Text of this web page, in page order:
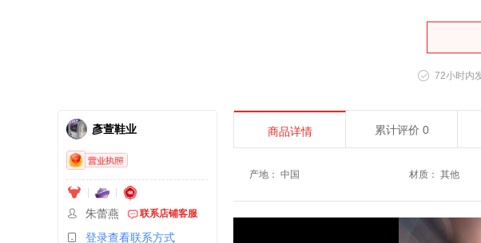
72小时内
彥萱鞋业
朱蕾燕 联系店铺客服
登录查看联系方式
商品详情 累计评价 0
产地 ： 中国 材质 ： 其他